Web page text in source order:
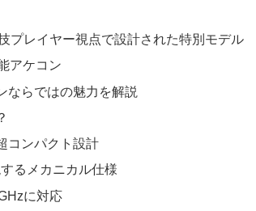
プレイヤー視点で設計された特別モデル
アケコン
ならではの魅力を解説
コンパクト設計
るメカニカル仕様
に対応